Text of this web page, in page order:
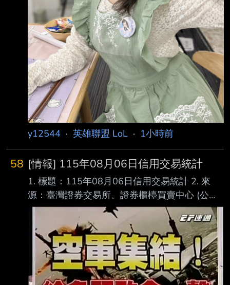
y12544 · 英雄聯盟 LoL · 1小時前
58 [情報] 115年08月06日信用交易統計
1. 標題：115年08月06日信用交易統計 2. 來
源：臺灣證券交易所、證券櫃檯買賣中心 (公司
名、網站名) 3. 網址：https://reurl.cc/E2xlzv
https://reurl.cc/V3AOXA (請善用縮網址工具) 4.
內文： 115年08月06日信用交易統計 項目 買進
賣出 現金(券)償還 前日餘額 今日餘額 融資(交易
單位) 361,806 300,476 4,257 8,901,189
8,958,262 融券(交易單位) 28,775 25,282